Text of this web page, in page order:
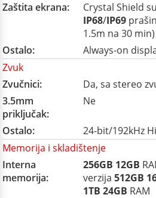
Zaštita ekrana:
Crystal Shield
IP68/IP69
1.5m na 30 min)
Ostalo:
Always-on
Zvuk
Zvučnici:
Da, sa stereo
3.5mm
priključak:
Ne
Ostalo:
24-bit/192kHz
Memorija i skladištenje
Interna
memorija:
256GB 12GB
verzija 512GB
1TB 24GB RAM